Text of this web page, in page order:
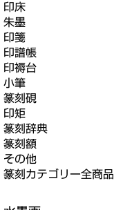
印床
朱墨
印箋
印譜帳
印褥台
小筆
篆刻硯
印矩
篆刻辞典
篆刻額
その他
篆刻カテゴリー全商品